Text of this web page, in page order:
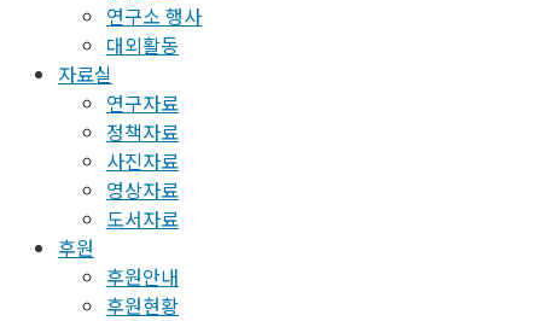
연구소 행사
대외활동
자료실
연구자료
정책자료
사진자료
영상자료
도서자료
후원
후원안내
후원현황